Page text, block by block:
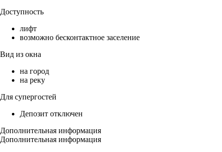
Доступность
лифт
возможно бесконтактное заселение
Вид из окна
на город
на реку
Для супергостей
Депозит отключен
Дополнительная информация
Дополнительная информация